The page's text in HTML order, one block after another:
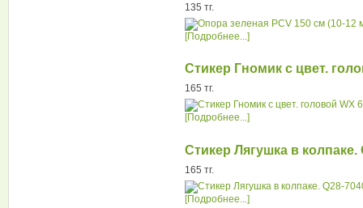
135 тг.
[Подробнее...]
Стикер Гномик с цвет.
165 тг.
[Подробнее...]
Стикер Лягушка в колпаке.
165 тг.
[Подробнее...]